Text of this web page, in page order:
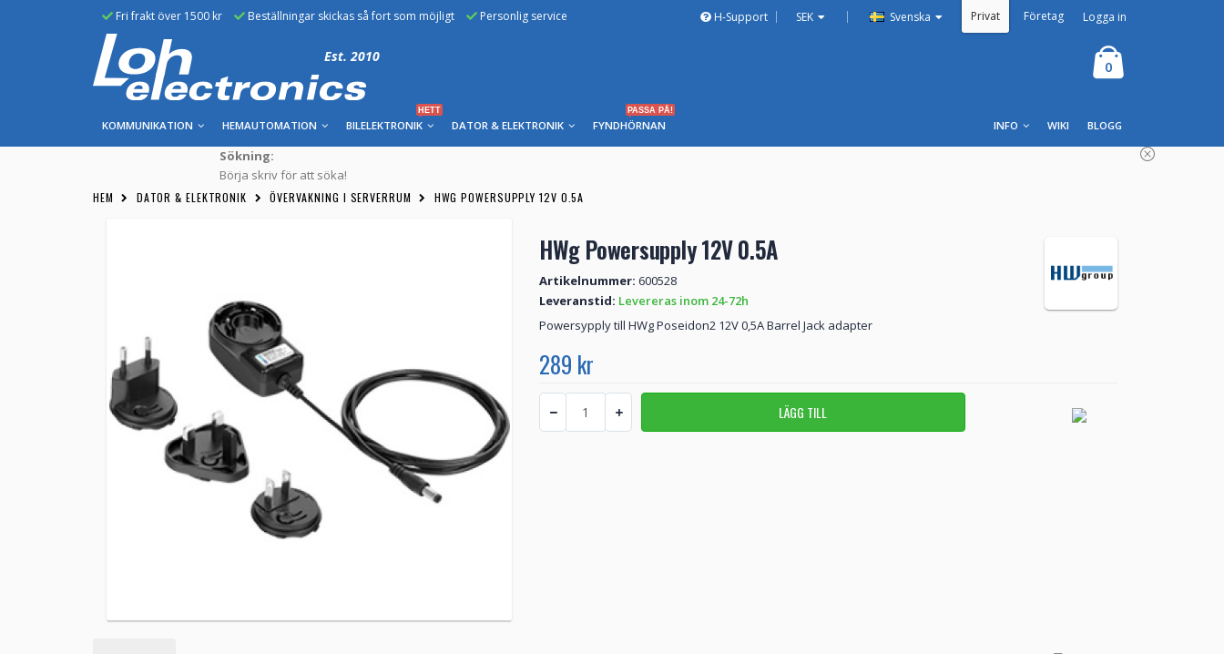
Fri frakt över 1500 kr Beställningar skickas så fort som möjligt Personlig service H-Support SEK | Svenska Privat Företag Logga in
Est. 2010
0
KOMMUNIKATION HEMAUTOMATION BILELEKTRONIK
HETT
DATOR & ELEKTRONIK FYNDHÖRNAN
PASSA PÅ!
BLOGG
WIKI
INFO
Sökning:
Börja skriv för att söka!
HEM DATOR & ELEKTRONIK ÖVERVAKNING I SERVERRUM HWG POWERSUPPLY 12V 0.5A
HWg Powersupply 12V 0.5A
Artikelnummer: 600528
Leveranstid: Levereras inom 24-72h
Powersypply till HWg Poseidon2 12V 0,5A Barrel Jack adapter
289 kr